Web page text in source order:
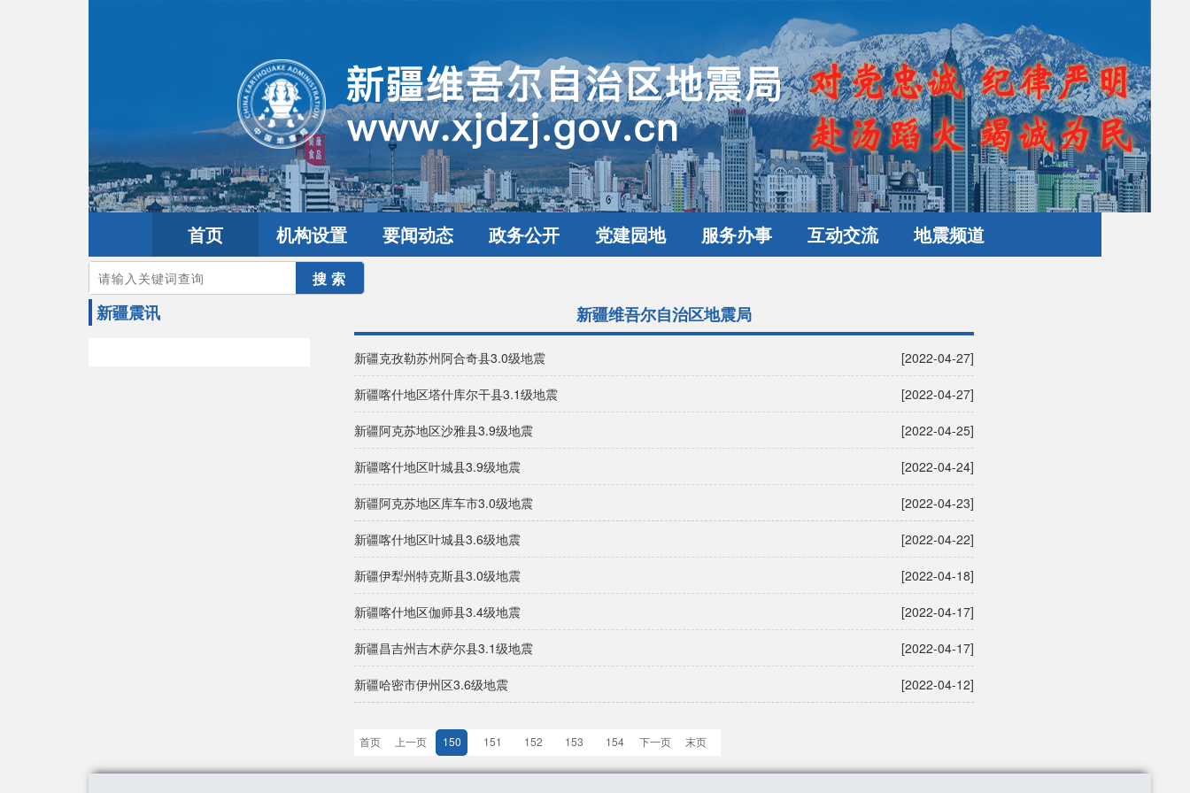
首页 机构设置 要闻动态 政务公开 党建园地 服务办事 互动交流 地震频道
您的当前位置：首页>地震频道 新疆震讯
新疆震讯 新疆维吾尔自治区地震局
新疆克孜勒苏州阿合奇县3.0级地震 [2022-04-27]
新疆喀什地区塔什库尔干县3.1级地震 [2022-04-27]
新疆阿克苏地区沙雅县3.9级地震 [2022-04-25]
新疆喀什地区叶城县3.9级地震 [2022-04-24]
新疆阿克苏地区库车市3.0级地震 [2022-04-23]
新疆喀什地区叶城县3.6级地震 [2022-04-22]
新疆伊犁州特克斯县3.0级地震 [2022-04-18]
新疆喀什地区伽师县3.4级地震 [2022-04-17]
新疆昌吉州吉木萨尔县3.1级地震 [2022-04-17]
新疆哈密市伊州区3.6级地震 [2022-04-12]
首页 上一页 150 151 152 153 154 下一页 末页